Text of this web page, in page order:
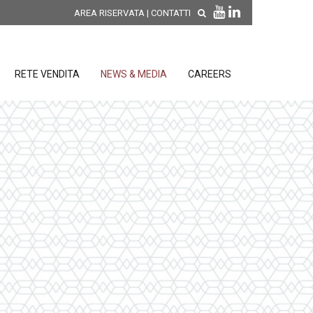
AREA RISERVATA | CONTATTI
SCOPRI LE NOVITÀ DI
PRODOTTO
CONDIZIONI GENERALI DI VENDITA E
DI GARANZIA
RETE VENDITA NEWS & MEDIA CAREERS